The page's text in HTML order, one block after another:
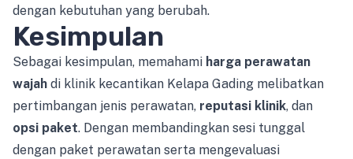
dengan kebutuhan yang berubah.
Kesimpulan
Sebagai kesimpulan, memahami harga perawatan
wajah di klinik kecantikan Kelapa Gading melibatkan
pertimbangan jenis perawatan, reputasi klinik, dan
opsi paket. Dengan membandingkan sesi tunggal
dengan paket perawatan serta mengevaluasi